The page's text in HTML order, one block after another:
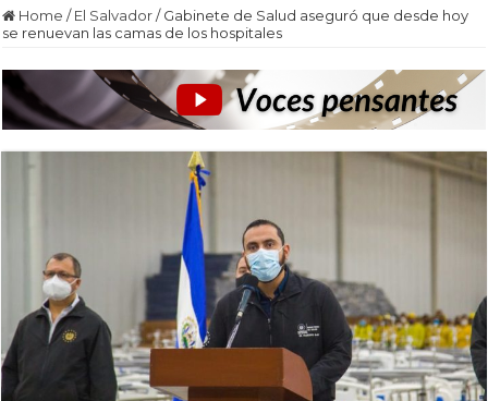
Home / El Salvador / Gabinete de Salud aseguró que desde hoy
se renuevan las camas de los hospitales